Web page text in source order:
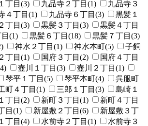
丁目(3) 九品寺２丁目(1)
九品寺３
４丁目(1) 九品寺６丁目(3)
黒髪１
丁目(3) 黒髪３丁目(3)
黒髪４丁目
(1) 黒髪６丁目(18)
黒髪７丁目(3)
神水２丁目(1) 神水本町(5)
子飼
丁目(1) 国府３丁目(2)
国府４丁目
壺川１丁目(3)
壺川２丁目(1)
琴平１丁目(5) 琴平本町(4)
呉服町
町４丁目(1) 三郎１丁目(3)
島崎１
丁目(2) 新町３丁目(1)
新町４丁目
目(1) 新屋敷２丁目(6)
新屋敷３丁
丁目(4) 水前寺２丁目(1)
水前寺３